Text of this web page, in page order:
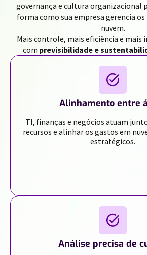
governança e cultura organizacional
forma como sua empresa gerencia
nuvem.
Mais controle, mais eficiência e mais
com previsibilidade e
Alinhamento entre
TI, finanças e negócios atuam
recursos e alinhar os gastos em
estratégicos.
Análise precisa de